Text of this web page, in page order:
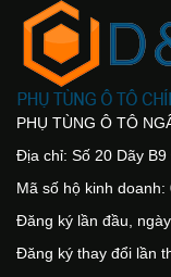
PHỤ TÙNG Ô TÔ
Địa chỉ: Số 20 Dãy
Mã số hộ kinh doanh:
Đăng ký lần đầu,
Đăng ký thay đổi lần